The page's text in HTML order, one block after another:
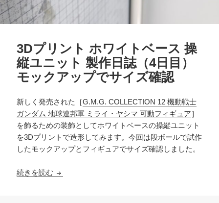
3Dプリント ホワイトベース 操
縦ユニット 製作日誌（4日目）
モックアップでサイズ確認
新しく発売された［G.M.G. COLLECTION 12 機動戦士
ガンダム 地球連邦軍 ミライ・ヤシマ 可動フィギュア］
を飾るための装飾としてホワイトベースの操縦ユニット
を3Dプリントで造形してみます。今回は段ボールで試作
したモックアップとフィギュアでサイズ確認しました。
続きを読む 3Dプリント ホワイトベース 操縦ユニット 製作